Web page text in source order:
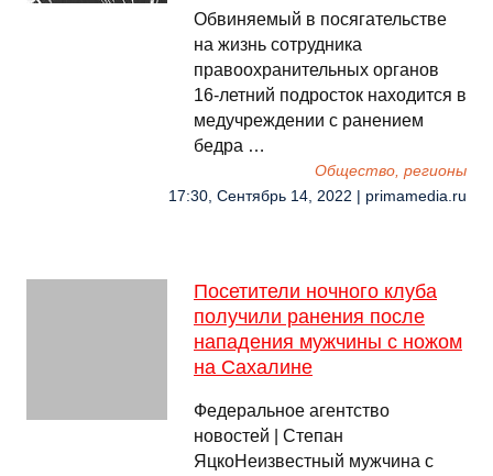
Обвиняемый в посягательстве
на жизнь сотрудника
правоохранительных органов
16-летний подросток находится в
медучреждении с ранением
бедра …
Общество, регионы
17:30, Сентябрь 14, 2022 | primamedia.ru
Посетители ночного клуба
получили ранения после
нападения мужчины с ножом
на Сахалине
Федеральное агентство
новостей | Cтепан
ЯцкоНеизвестный мужчина с